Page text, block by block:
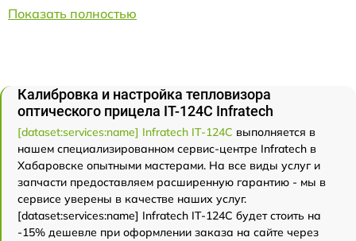
Показать полностью
Калибровка и настройка тепловизора
оптического прицела IT-124C Infratech
[dataset:services:name] Infratech IT-124C выполняется в
нашем специализированном сервис-центре Infratech в
Хабаровске опытными мастерами. На все виды услуг и
запчасти предоставляем расширенную гарантию - мы в
сервисе уверены в качестве наших услуг.
[dataset:services:name] Infratech IT-124C будет стоить на
-15% дешевле при оформлении заказа на сайте через